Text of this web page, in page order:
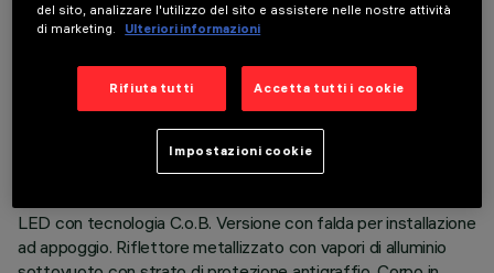
DATI TECNICI
LED con tecnologia C.o.B. Versione con falda per installazione
ad appoggio. Riflettore metallizzato con vapori di alluminio
del sito, analizzare l'utilizzo del sito e assistere nelle nostre attività
di marketing.
Ulteriori informazioni
Rifiuta tutti Accetta tutti i cookie
Impostazioni cookie